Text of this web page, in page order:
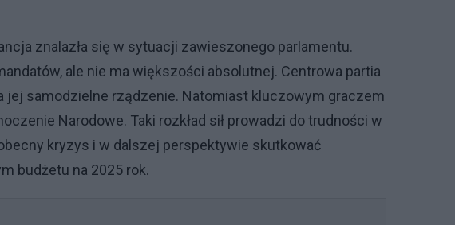
znalazła się w sytuacji zawieszonego parlamentu.
ale nie ma większości absolutnej. Centrowa partia
jej samodzielne rządzenie. Natomiast kluczowym graczem
Narodowe. Taki rozkład sił prowadzi do trudności w
kryzys i w dalszej perspektywie skutkować
budżetu na 2025 rok.